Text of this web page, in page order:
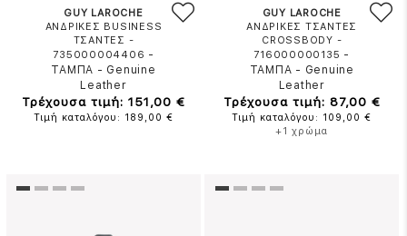
GUY LAROCHE
ΑΝΔΡΙΚΕΣ BUSINESS
ΤΣΑΝΤΕΣ -
735000004406 -
ΤΑΜΠΑ - Genuine
Leather
Τρέχουσα τιμή: 151,00 €
Τιμή καταλόγου: 189,00 €
GUY LAROCHE
ΑΝΔΡΙΚΕΣ ΤΣΑΝΤΕΣ
CROSSBODY -
716000000135 -
ΤΑΜΠΑ - Genuine
Leather
Τρέχουσα τιμή: 87,00 €
Τιμή καταλόγου: 109,00 €
+1 χρώμα